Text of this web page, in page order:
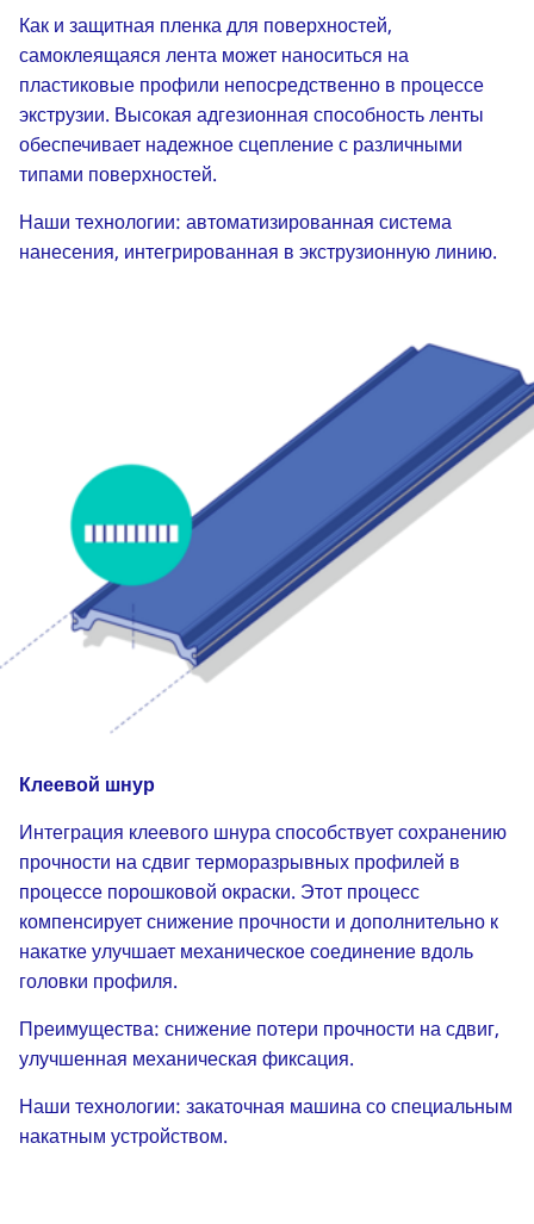
Как и защитная пленка для поверхностей,
самоклеящаяся лента может наноситься на
пластиковые профили непосредственно в процессе
экструзии. Высокая адгезионная способность ленты
обеспечивает надежное сцепление с различными
типами поверхностей.
Наши технологии: автоматизированная система
нанесения, интегрированная в экструзионную линию.
Клеевой шнур
Интеграция клеевого шнура способствует сохранению
прочности на сдвиг терморазрывных профилей в
процессе порошковой окраски. Этот процесс
компенсирует снижение прочности и дополнительно к
накатке улучшает механическое соединение вдоль
головки профиля.
Преимущества: снижение потери прочности на сдвиг,
улучшенная механическая фиксация.
Наши технологии: закаточная машина со специальным
накатным устройством.